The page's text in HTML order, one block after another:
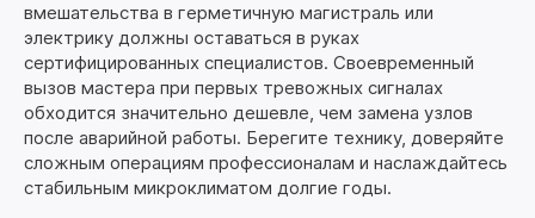
вмешательства в герметичную магистраль или
электрику должны оставаться в руках
сертифицированных специалистов. Своевременный
вызов мастера при первых тревожных сигналах
обходится значительно дешевле, чем замена узлов
после аварийной работы. Берегите технику, доверяйте
сложным операциям профессионалам и наслаждайтесь
стабильным микроклиматом долгие годы.